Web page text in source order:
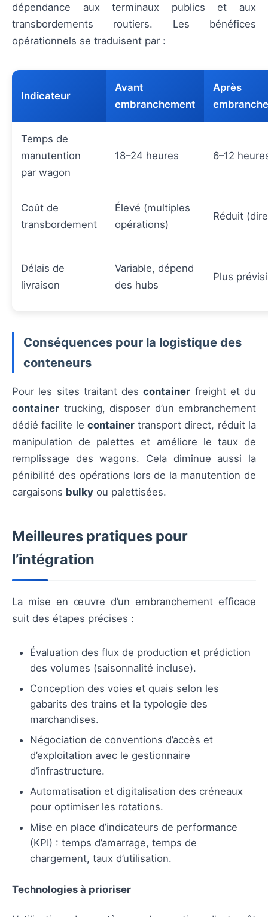
dépendance aux terminaux publics et aux
transbordements routiers. Les bénéfices
opérationnels se traduisent par :
Indicateur
Avant
embranchement
Après
Temps de
manutention
par wagon
18–24 heures 6–12
Coût de
transbordement
Élevé (multiples
opérations)
Réduit
Délais de
livraison
Variable, dépend
des hubs
Plus
Conséquences pour la logistique des
conteneurs
Pour les sites traitant descontainer freight et du
container trucking, disposer d’un embranchement
dédié facilite le containertransport direct, réduit la
manipulation de palettes et améliore le taux de
remplissage des wagons. Cela diminue aussi la
pénibilité des opérations lors de la manutention de
cargaisons bulky ou palettisées.
Meilleures pratiques pour
l’intégration
La mise en œuvre d’un embranchement efficace
suit des étapes précises :
Évaluation des flux de production et prédiction
des volumes (saisonnalité incluse).
Conception des voies et quais selon les
gabarits des trains et la typologie des
marchandises.
Négociation de conventions d’accès et
d’exploitation avec le gestionnaire
d’infrastructure.
Automatisation et digitalisation des créneaux
pour optimiser les rotations.
Mise en place d’indicateurs de performance
(KPI) : temps d’amarrage, temps de
chargement, taux d’utilisation.
Technologies à prioriser